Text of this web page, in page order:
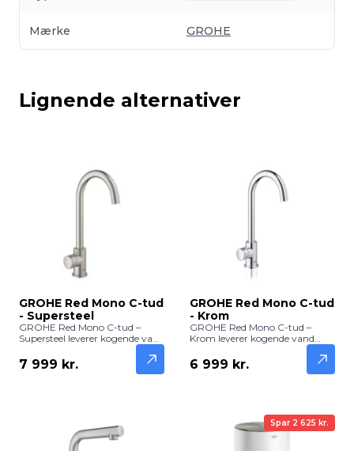
Mærke GROHE
Lignende alternativer
GROHE Red Mono C-tud
- Supersteel
GROHE Red Mono C-tud –
Supersteel leverer kogende vand
direkte fra køkkenhanen med
en moderne og holdbar
Supersteel-finish. Perfekt til te,
7 999 kr.
GROHE Red Mono C-tud
- Krom
GROHE Red Mono C-tud –
Krom leverer kogende vand
direkte fra køkkenhanen med
klassisk og holdbar kromfinish.
Ideel til te, kaffe og hurtig
6 999 kr.
Spar 2 625 kr.